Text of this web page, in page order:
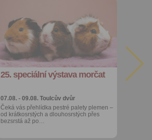
25. speciální výstava morčat
07.08. - 09.08. Toulcův dvůr
Čeká vás přehlídka pestré palety plemen –
od krátkosrstých a dlouhosrstých přes
bezsrstá až po…
Sdílet:
Facebook
export do
kalendáře
Více výhod pro